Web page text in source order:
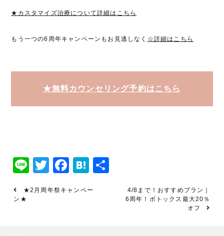
★カスタマイズ治療について詳細はこちら
もう一つの6周年キャンペーンもお見逃しなく ☆詳細はこちら
★無料カウンセリング予約はこちら
LineTwitter
Facebook
Hatena
★2月周年祭キャンペー
ン★
4/8まで！おすすめプラン｜
6周年！ボトックス最大20％
オフ